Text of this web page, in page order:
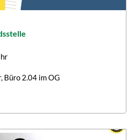
Büro 2.04 im OG